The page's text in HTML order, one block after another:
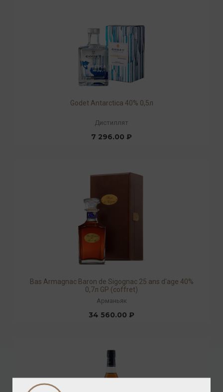
Godet Antarcticа 40% 0,5л
Дистиллят
7 296.00 ₽
Bas Armagnac Baron de Sigognac 25 ans d'age 40%
0,7л GP (coffret)
Арманьяк
34 560.00 ₽